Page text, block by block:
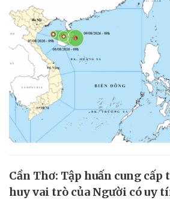
Cần Thơ: Tập huấn cung
huy vai trò của Người có uy